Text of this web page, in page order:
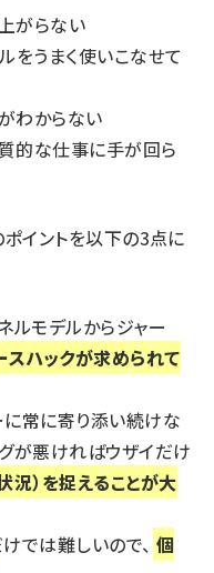
がらない
をうまく使いこなせて
わからない
的な仕事に手が回ら
イントを以下の3点に
ルモデルからジャー
スハックが求められて
常に寄り添い続けな
が悪ければウザイだけ
況）を捉えることが大
では難しいので、 個